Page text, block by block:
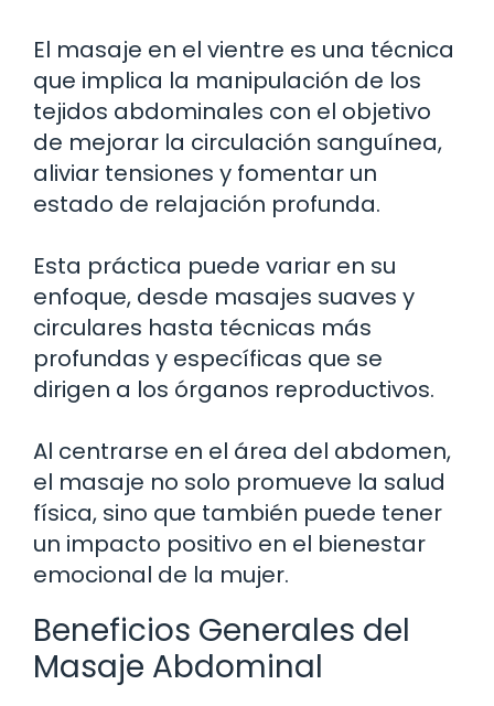
El masaje en el vientre es una técnica
que implica la manipulación de los
tejidos abdominales con el objetivo
de mejorar la circulación sanguínea,
aliviar tensiones y fomentar un
estado de relajación profunda.
Esta práctica puede variar en su
enfoque, desde masajes suaves y
circulares hasta técnicas más
profundas y específicas que se
dirigen a los órganos reproductivos.
Al centrarse en el área del abdomen,
el masaje no solo promueve la salud
física, sino que también puede tener
un impacto positivo en el bienestar
emocional de la mujer.
Beneficios Generales del
Masaje Abdominal